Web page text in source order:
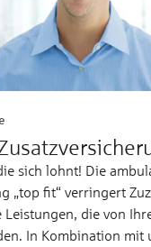
sich lohnt! Die
„top fit“ verringert
Leistungen, die von
In Kombination mit